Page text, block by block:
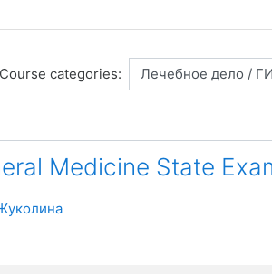
Course categories:
Medicine State